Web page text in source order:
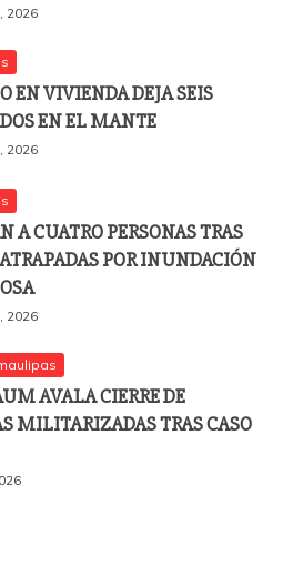
2026
EN VIVIENDA DEJA SEIS
EN EL MANTE
2026
A CUATRO PERSONAS TRAS
POR INUNDACIÓN
2026
AVALA CIERRE DE
MILITARIZADAS TRAS CASO